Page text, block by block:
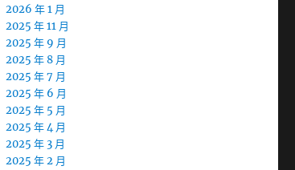
2026 年 1 月
2025 年 11 月
2025 年 9 月
2025 年 8 月
2025 年 7 月
2025 年 6 月
2025 年 5 月
2025 年 4 月
2025 年 3 月
2025 年 2 月